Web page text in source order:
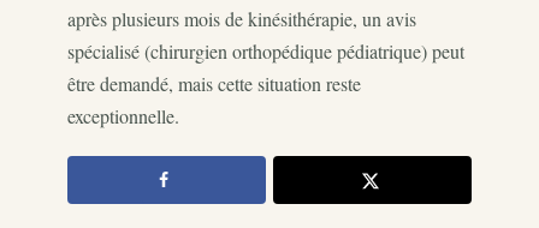
après plusieurs mois de kinésithérapie, un avis
spécialisé (chirurgien orthopédique pédiatrique) peut
être demandé, mais cette situation reste
exceptionnelle.